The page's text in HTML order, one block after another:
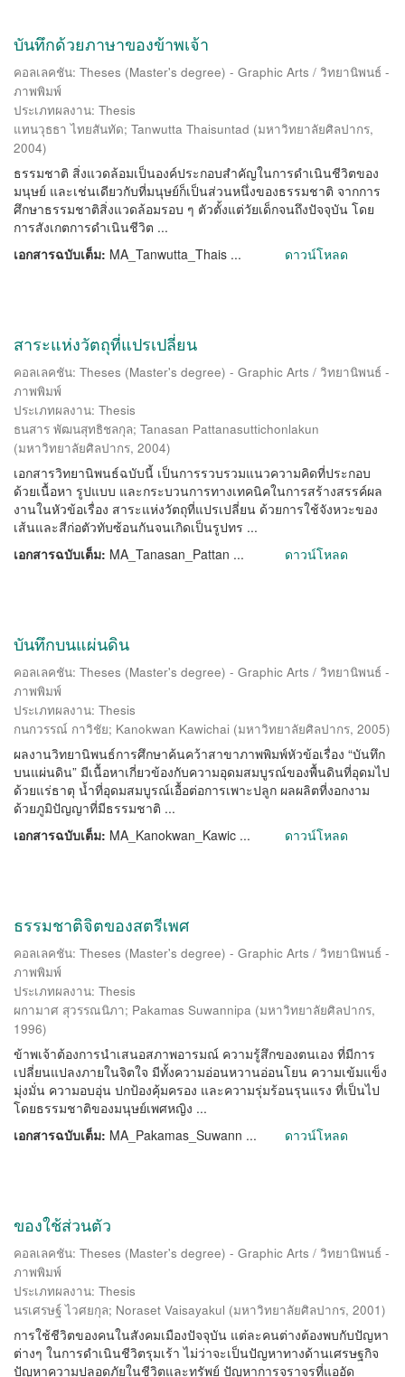
บันทึกด้วยภาษาของข้าพเจ้า
คอลเลคชัน: Theses (Master's degree) - Graphic Arts / วิทยานิพนธ์ -
ภาพพิมพ์
ประเภทผลงาน: Thesis
แทนวุธธา ไทยสันทัด; Tanwutta Thaisuntad (มหาวิทยาลัยศิลปากร,
2004)
ธรรมชาติ สิ่งแวดล้อมเป็นองค์ประกอบสำคัญในการดำเนินชีวิตของ
มนุษย์ และเช่นเดียวกับที่มนุษย์ก็เป็นส่วนหนึ่งของธรรมชาติ จากการ
ศึกษาธรรมชาติสิ่งแวดล้อมรอบ ๆ ตัวตั้งแต่วัยเด็กจนถึงปัจจุบัน โดย
การสังเกตการดำเนินชีวิต ...
เอกสารฉบับเต็ม: MA_Tanwutta_Thais ... ดาวน์โหลด
สาระแห่งวัตถุที่แปรเปลี่ยน
คอลเลคชัน: Theses (Master's degree) - Graphic Arts / วิทยานิพนธ์ -
ภาพพิมพ์
ประเภทผลงาน: Thesis
ธนสาร พัฒนสุทธิชลกุล; Tanasan Pattanasuttichonlakun
(มหาวิทยาลัยศิลปากร, 2004)
เอกสารวิทยานิพนธ์ฉบับนี้ เป็นการรวบรวมแนวความคิดที่ประกอบ
ด้วยเนื้อหา รูปแบบ และกระบวนการทางเทคนิคในการสร้างสรรค์ผล
งานในหัวข้อเรื่อง สาระแห่งวัตถุที่แปรเปลี่ยน ด้วยการใช้จังหวะของ
เส้นและสีก่อตัวทับซ้อนกันจนเกิดเป็นรูปทร ...
เอกสารฉบับเต็ม: MA_Tanasan_Pattan ... ดาวน์โหลด
บันทึกบนแผ่นดิน
คอลเลคชัน: Theses (Master's degree) - Graphic Arts / วิทยานิพนธ์ -
ภาพพิมพ์
ประเภทผลงาน: Thesis
กนกวรรณ์ กาวิชัย; Kanokwan Kawichai (มหาวิทยาลัยศิลปากร, 2005)
ผลงานวิทยานิพนธ์การศึกษาค้นคว้าสาขาภาพพิมพ์หัวข้อเรื่อง “บันทึก
บนแผ่นดิน” มีเนื้อหาเกี่ยวข้องกับความอุดมสมบูรณ์ของพื้นดินที่อุดมไป
ด้วยแร่ธาตุ น้ำที่อุดมสมบูรณ์เอื้อต่อการเพาะปลูก ผลผลิตที่งอกงาม
ด้วยภูมิปัญญาที่มีธรรมชาติ ...
เอกสารฉบับเต็ม: MA_Kanokwan_Kawic ... ดาวน์โหลด
ธรรมชาติจิตของสตรีเพศ
คอลเลคชัน: Theses (Master's degree) - Graphic Arts / วิทยานิพนธ์ -
ภาพพิมพ์
ประเภทผลงาน: Thesis
ผกามาศ สุวรรณนิภา; Pakamas Suwannipa (มหาวิทยาลัยศิลปากร,
1996)
ข้าพเจ้าต้องการนำเสนอสภาพอารมณ์ ความรู้สึกของตนเอง ที่มีการ
เปลี่ยนแปลงภายในจิตใจ มีทั้งความอ่อนหวานอ่อนโยน ความเข้มแข็ง
มุ่งมั่น ความอบอุ่น ปกป้องคุ้มครอง และความรุ่มร้อนรุนแรง ที่เป็นไป
โดยธรรมชาติของมนุษย์เพศหญิง ...
เอกสารฉบับเต็ม: MA_Pakamas_Suwann ... ดาวน์โหลด
ของใช้ส่วนตัว
คอลเลคชัน: Theses (Master's degree) - Graphic Arts / วิทยานิพนธ์ -
ภาพพิมพ์
ประเภทผลงาน: Thesis
นรเศรษฐ์ ไวศยกุล; Noraset Vaisayakul (มหาวิทยาลัยศิลปากร, 2001)
การใช้ชีวิตของคนในสังคมเมืองปัจจุบัน แต่ละคนต่างต้องพบกับปัญหา
ต่างๆ ในการดำเนินชีวิตรุมเร้า ไม่ว่าจะเป็นปัญหาทางด้านเศรษฐกิจ
ปัญหาความปลอดภัยในชีวิตและทรัพย์ ปัญหาการจราจรที่แออัด